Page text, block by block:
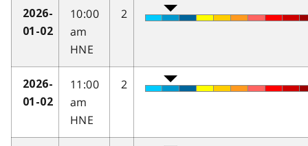
2026-
01-02
10:00
am
HNE
2
2026-
01-02
11:00
am
HNE
2